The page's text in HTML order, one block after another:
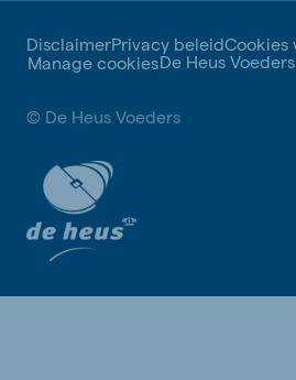
DisclaimerPrivacy beleidCookies
Manage cookiesDe Heus Voeders
© De Heus Voeders